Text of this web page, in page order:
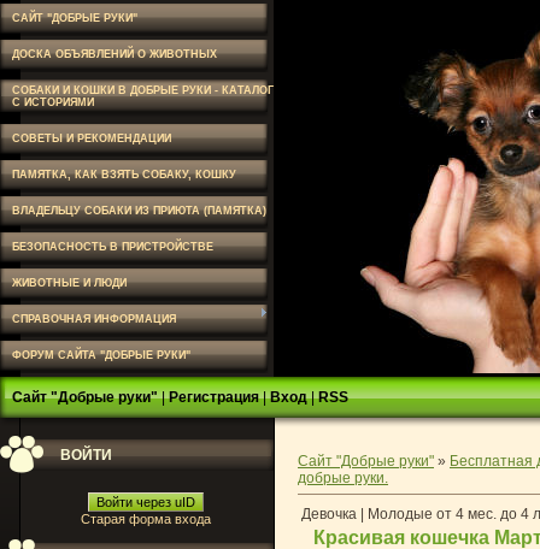
САЙТ "ДОБРЫЕ РУКИ"
ДОСКА ОБЪЯВЛЕНИЙ О ЖИВОТНЫХ
СОБАКИ И КОШКИ В ДОБРЫЕ РУКИ - КАТАЛОГ
С ИСТОРИЯМИ
СОВЕТЫ И РЕКОМЕНДАЦИИ
ПАМЯТКА, КАК ВЗЯТЬ СОБАКУ, КОШКУ
ВЛАДЕЛЬЦУ СОБАКИ ИЗ ПРИЮТА (ПАМЯТКА)
БЕЗОПАСНОСТЬ В ПРИСТРОЙСТВЕ
ЖИВОТНЫЕ И ЛЮДИ
СПРАВОЧНАЯ ИНФОРМАЦИЯ
ФОРУМ САЙТА "ДОБРЫЕ РУКИ"
Сайт "Добрые руки"|Регистрация|Вход|RSS
ВОЙТИ
Войти через uID
Старая форма входа
Сайт "Добрые руки" » Бесплатная
добрые руки.
Девочка | Молодые от 4 мес. до 4
Красивая кошечка